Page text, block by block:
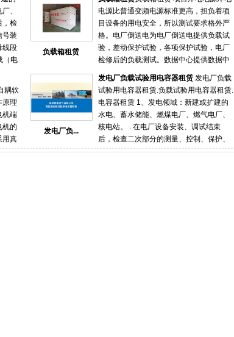
中标上海石洞口第一电厂2台65万千瓦等
容量煤电替代项目负载箱装置。2022年8
月28日一次性倒送电成功，负载装置分别
安装在电厂5号机6号机配电房6kv母线
侧，经过一个17个小时的时间，用户准确
记录了启备变组运行之后的各项参数与技
术指标，为之后的正式送电提供了强力的
技术支持和依据
电
技
，
正
设迎
现通
阶
机组
供有
基
套可
，经
时使用的非正式的负载。假负载可以分为
电阻负载，电感负载，容性负载等。高频
发射电路的假负载主要是频率允许，阻抗
要匹配，并能承受发射的功率
、
，检
号装
线段
（电
高
保
源
目设
格。
验，
负载箱租赁
电源比普通变频电源标准更高，担负着项
目设备的用电安全，所以测试要求格外严
格。电厂倒送电为电厂倒送电提供负载试
验，差动保护试验，各项保护试验，电厂
检修后的负载测试。数据中心提供数据中
心假负载满载测试方案和测试报告。同时
提供负载租赁、租赁转购买等多种服务。
船厂精确检测船用发电机组的输出功率与
带载能力，协助船厂进行整船验收，系泊
试验、航行试验、负荷试验等。医院负载
系统可对应急、后备发电机组进行专业、
全面的检测维护，避免因医院断电二导致
耦软
原理
机端
机的
用真
动不
发电厂负...
发电厂负载试验用电容器租赁 发电厂负载
试验用电容器租赁.负载试验用电容器租赁.
电容器租赁 1、发电领域：新建或扩建的
水电、蓄水储能、燃煤电厂、燃气电厂、
核电站。 . 在电厂设备安装、调试结束
后，检查二次部分的测量、控制、保护、
信号装置与回路的正确性， 需在系统低压